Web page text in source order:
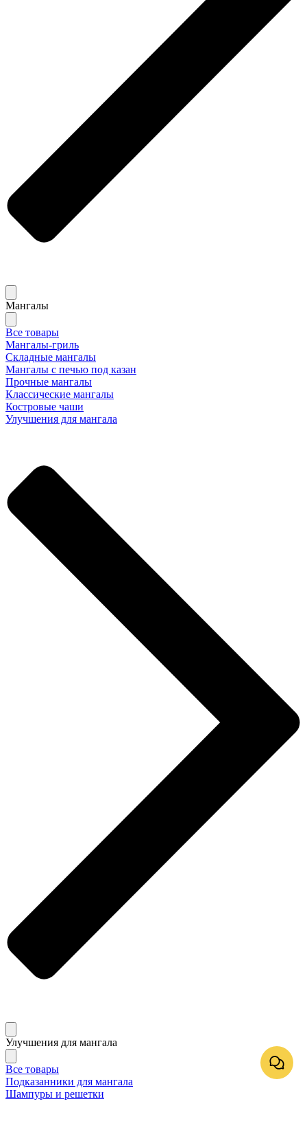
Мангалы
Все товары
Мангалы-гриль
Складные мангалы
Мангалы с печью под казан
Прочные мангалы
Классические мангалы
Костровые чаши
Улучшения для мангала
Улучшения для мангала
Все товары
Подказанники для мангала
Шампуры и решетки